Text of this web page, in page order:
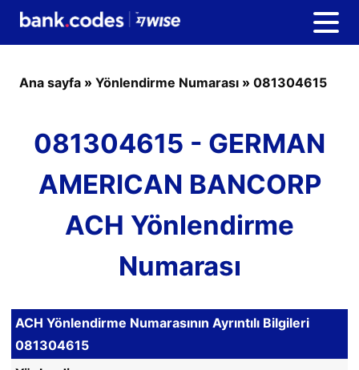
Ana sayfa » Yönlendirme Numarası » 081304615
081304615 - GERMAN
AMERICAN BANCORP
ACH Yönlendirme
Numarası
ACH Yönlendirme Numarasının Ayrıntılı Bilgileri
081304615